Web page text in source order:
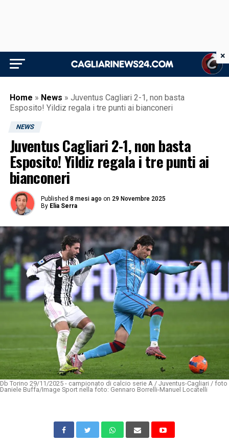
Home » News » Juventus Cagliari 2-1, non basta
Esposito! Yildiz regala i tre punti ai bianconeri
NEWS
Juventus Cagliari 2-1, non basta
Esposito! Yildiz regala i tre punti ai
bianconeri
Published 8 mesi ago on 29 Novembre 2025
By Elia Serra
Db Torino 29/11/2025 - campionato di calcio serie A / Juventus-Cagliari / foto
Daniele Buffa/Image Sport nella foto: Gennaro Borrelli-Manuel Locatelli
×